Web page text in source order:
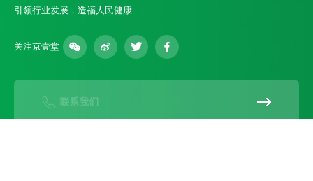
引领行业发展，造福人民健康
关注京壹堂
联系我们